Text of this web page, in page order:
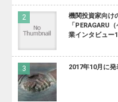
機関投資家向け
「PERAGARU
業インタビュー
2017年10月に